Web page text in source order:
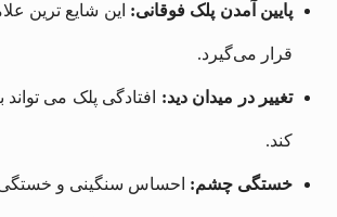
پایین آمدن پلک فوقانی: این شایع‌ ترین
قرار می‌گیرد.
تغییر در میدان دید: افتادگی پلک می
کند.
خستگی چشم: احساس سنگینی و خستگی